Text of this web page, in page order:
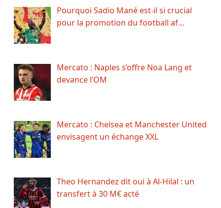
Pourquoi Sadio Mané est-il si crucial
pour la promotion du football af…
Mercato : Naples s’offre Noa Lang et
devance l’OM
Mercato : Chelsea et Manchester United
envisagent un échange XXL
Theo Hernandez dit oui à Al-Hilal : un
transfert à 30 M€ acté